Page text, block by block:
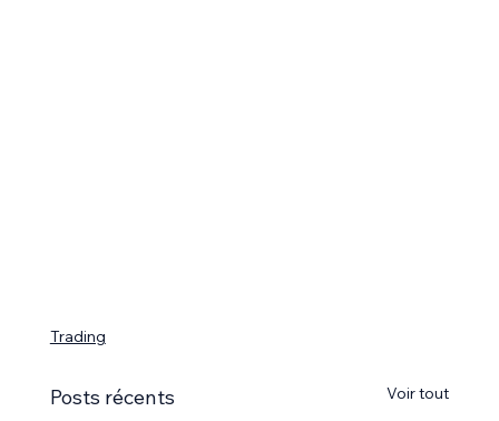
Trading
Posts récents Voir tout